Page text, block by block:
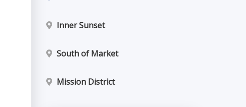
Inner Sunset
South of Market
Mission District